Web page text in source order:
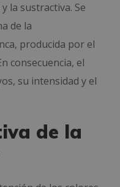
la sustractiva. Se
de la
producida por el
consecuencia, el
su intensidad y el
de la